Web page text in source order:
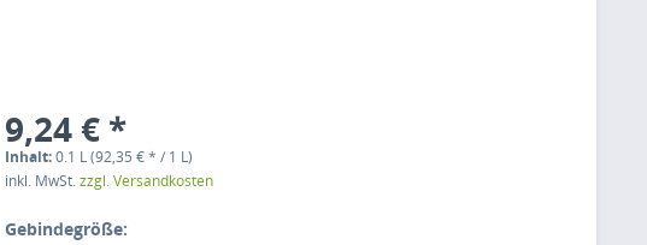
9,24 € *
Inhalt:0.1 L (92,35 € * / 1 L)
inkl. MwSt.zzgl. Versandkosten
Gebindegröße: